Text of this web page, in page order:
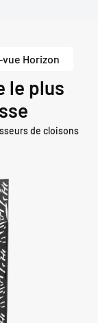
Horizon
le plus
de cloisons